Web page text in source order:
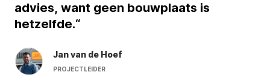
advies, want geen bouwplaats is
hetzelfde.“
Jan van de Hoef
PROJECTLEIDER